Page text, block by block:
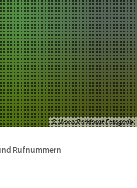
© Marco Rothbrust Fotografie
Rufnummern